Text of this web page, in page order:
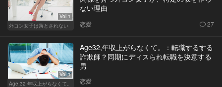
Vol.1
外コン女子は落とされない
ない理由
恋愛 27
Vol.1
Age,32 年収上がらなくて。
Age32,年収上がらなくて。：転職するする
詐欺師？同期にディスられ転職を決意する
男
恋愛